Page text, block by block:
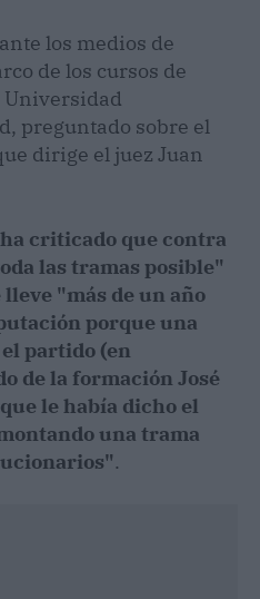
los medios de
de los cursos de
Universidad
preguntado sobre el
dirige el juez Juan
criticado que contra
las tramas posible"
lleve "más de un año
porque una
partido (en
de la formación José
le había dicho el
una trama
.